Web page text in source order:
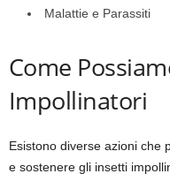
Malattie e Parassiti
Come
Impollinatori
Esistono diverse azioni che
e sostenere gli insetti